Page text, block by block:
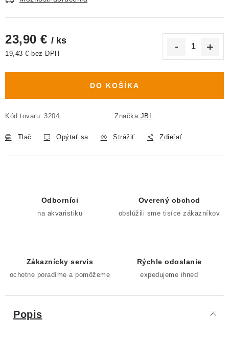
23,90 € / ks
19,43 € bez DPH
DO KOŠÍKA
Kód tovaru: 3204 Značka:JBL
Tlač Opýtať sa Strážiť Zdieľať
Odborníci
na akvaristiku
Overený obchod
obslúžili sme tisíce zákazníkov
Zákaznícky servis
ochotne poradíme a pomôžeme
Rýchle odoslanie
expedujeme ihneď
Popis